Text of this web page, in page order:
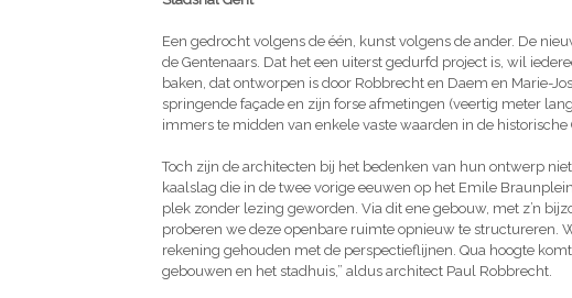
Een gedrocht volgens de één, kunst volgens de ander. De
de Gentenaars. Dat het een uiterst gedurfd project is, wil
baken, dat ontworpen is door Robbrecht en Daem en Marie-
springende façade en zijn forse afmetingen (veertig meter
immers te midden van enkele vaste waarden in de historische
Toch zijn de architecten bij het bedenken van hun ontwerp
kaalslag die in de twee vorige eeuwen op het Emile
plek zonder lezing geworden. Via dit ene gebouw, met z’n
proberen we deze openbare ruimte opnieuw te structureren.
rekening gehouden met de perspectieflijnen. Qua hoogte
gebouwen en het stadhuis,” aldus architect Paul Robbrecht.